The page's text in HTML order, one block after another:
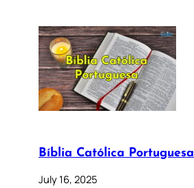
Bíblia Católica Portuguesa
July 16, 2025